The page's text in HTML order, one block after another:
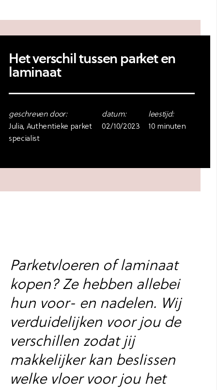
Het verschil tussen parket en
laminaat
geschreven door:
Julia, Authentieke parket
specialist
datum:
02/10/2023
leestijd:
10 minuten
Parketvloeren of laminaat
kopen? Ze hebben allebei
hun voor- en nadelen. Wij
verduidelijken voor jou de
verschillen zodat jij
makkelijker kan beslissen
welke vloer voor jou het